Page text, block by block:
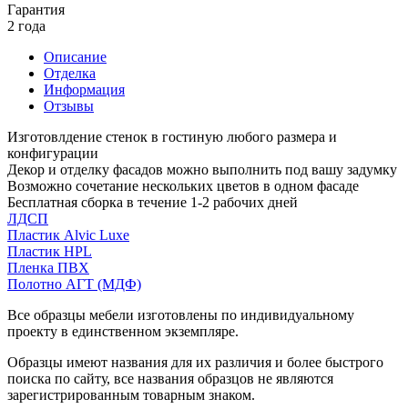
Гарантия
2 года
Описание
Отделка
Информация
Отзывы
Изготовлдение стенок в гостиную любого размера и
конфигурации
Декор и отделку фасадов можно выполнить под вашу задумку
Возможно сочетание нескольких цветов в одном фасаде
Бесплатная сборка в течение 1-2 рабочих дней
ЛДСП
Пластик Alvic Luxe
Пластик HPL
Пленка ПВХ
Полотно АГТ (МДФ)
Все образцы мебели изготовлены по индивидуальному
проекту в единственном экземпляре.
Образцы имеют названия для их различия и более быстрого
поиска по сайту, все названия образцов не являются
зарегистрированным товарным знаком.